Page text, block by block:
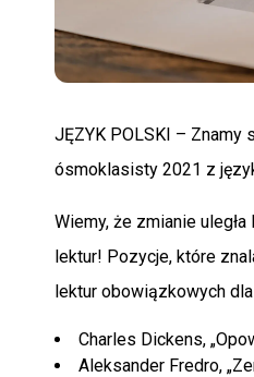
JĘZYK POLSKI – Znamy
ósmoklasisty 2021 z
Wiemy, że zmianie
lektur! Pozycje, które
lektur obowiązkowych
Charles Dickens,
Aleksander Fredro,